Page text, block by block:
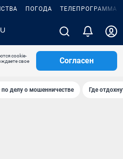
ПОГОДА ТЕЛЕПРОГРАММА
cookie-
свое
Согласен
делу о мошенничестве Где